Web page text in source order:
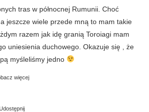
tras w północnej Rumunii. Choć
jeszcze wiele przede mną to mam takie
razem jak idę granią Toroiagi mam
uniesienia duchowego. Okazuje się , że
myśleliśmy jedno
więcej